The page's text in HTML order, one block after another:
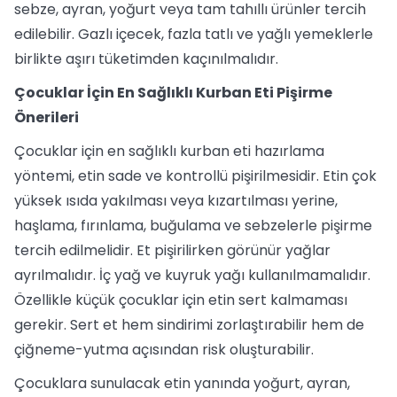
sebze, ayran, yoğurt veya tam tahıllı ürünler tercih
edilebilir. Gazlı içecek, fazla tatlı ve yağlı yemeklerle
birlikte aşırı tüketimden kaçınılmalıdır.
Çocuklar İçin En Sağlıklı Kurban Eti Pişirme
Önerileri
Çocuklar için en sağlıklı kurban eti hazırlama
yöntemi, etin sade ve kontrollü pişirilmesidir. Etin çok
yüksek ısıda yakılması veya kızartılması yerine,
haşlama, fırınlama, buğulama ve sebzelerle pişirme
tercih edilmelidir. Et pişirilirken görünür yağlar
ayrılmalıdır. İç yağ ve kuyruk yağı kullanılmamalıdır.
Özellikle küçük çocuklar için etin sert kalmaması
gerekir. Sert et hem sindirimi zorlaştırabilir hem de
çiğneme-yutma açısından risk oluşturabilir.
Çocuklara sunulacak etin yanında yoğurt, ayran,